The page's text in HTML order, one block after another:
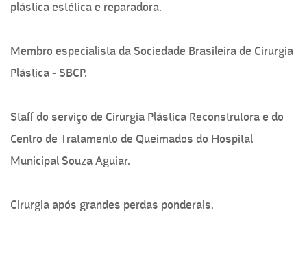
plástica estética e reparadora.
Membro especialista da Sociedade Brasileira de Cirurgia
Plástica - SBCP.
Staff do serviço de Cirurgia Plástica Reconstrutora e do
Centro de Tratamento de Queimados do Hospital
Municipal Souza Aguiar.
Cirurgia após grandes perdas ponderais.